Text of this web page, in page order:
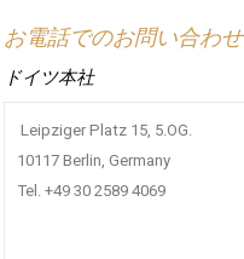
お電話でのお問い合わせ
ドイツ本社
Leipziger Platz 15, 5.OG.
10117 Berlin, Germany
Tel. +49 30 2589 4069